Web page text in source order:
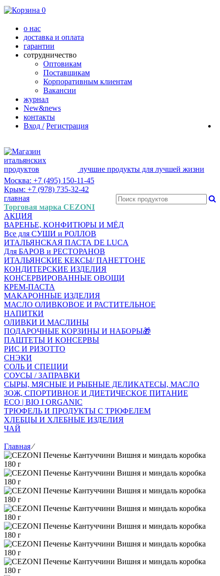
0
о нас
доставка и оплата
гарантии
сотрудничество
Оптовикам
Поставщикам
Корпоративным клиентам
Вакансии
журнал
New&news
контакты
Вход / Регистрация
лучшие продукты для лучшей жизни
Москва: +7 (495) 150-11-45
Крым: +7 (978) 735-32-42
главная
Торговая марка CEZONI
АКЦИЯ
ВАРЕНЬЕ, КОНФИТЮРЫ И МЁД
Все для СУШИ и РОЛЛОВ
ИТАЛЬЯНСКАЯ ПАСТА DE LUCA
Для БАРОВ и РЕСТОРАНОВ
ИТАЛЬЯНСКИЕ КЕКСЫ/ ПАНЕТТОНЕ
КОНДИТЕРСКИЕ ИЗДЕЛИЯ
КОНСЕРВИРОВАННЫЕ ОВОЩИ
КРЕМ-ПАСТА
МАКАРОННЫЕ ИЗДЕЛИЯ
МАСЛО ОЛИВКОВОЕ И РАСТИТЕЛЬНОЕ
НАПИТКИ
ОЛИВКИ И МАСЛИНЫ
ПОДАРОЧНЫЕ КОРЗИНЫ И НАБОРЫ🎁
ПАШТЕТЫ И КОНСЕРВЫ
РИС И РИЗОТТО
СНЭКИ
СОЛЬ И СПЕЦИИ
СОУСЫ / ЗАПРАВКИ
СЫРЫ, МЯСНЫЕ И РЫБНЫЕ ДЕЛИКАТЕСЫ, МАСЛО
ЗОЖ, СПОРТИВНОЕ И ДИЕТИЧЕСКОЕ ПИТАНИЕ
ECO | BIO I ORGANIC
ТРЮФЕЛЬ И ПРОДУКТЫ С ТРЮФЕЛЕМ
ХЛЕБЦЫ И ХЛЕБНЫЕ ИЗДЕЛИЯ
ЧАЙ
Главная⁄